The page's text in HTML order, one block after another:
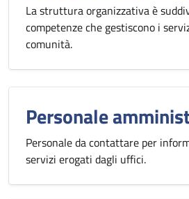
La struttura organizzativa è
competenze che gestiscono i
comunità.
Personale
Personale da contattare per
servizi erogati dagli uffici.